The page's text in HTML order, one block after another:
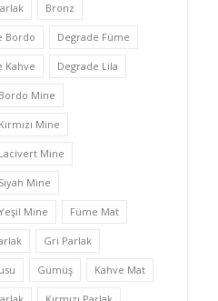
Bronz
Bordo Degrade Füme
Kahve Degrade Lila
Mine
Mine
Mine
Mine
Mine Füme Mat
Gri Parlak
Gümüş Kahve Mat